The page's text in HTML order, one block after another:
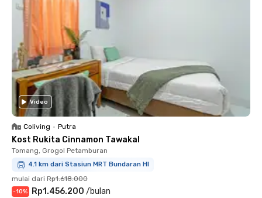
Video
Coliving • Putra
Kost Rukita Cinnamon Tawakal
Tomang, Grogol Petamburan
4.1 km dari Stasiun MRT Bundaran HI
mulai dari Rp1.618.000
-10% Rp1.456.200 /bulan